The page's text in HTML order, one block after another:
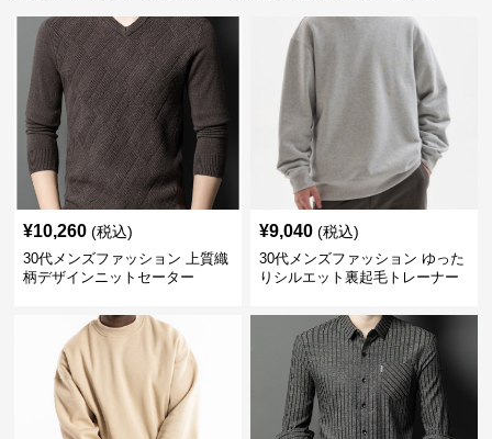
¥10,260 (税込)
30代メンズファッション 上質織
柄デザインニットセーター
¥9,040 (税込)
30代メンズファッション ゆった
りシルエット裏起毛トレーナー